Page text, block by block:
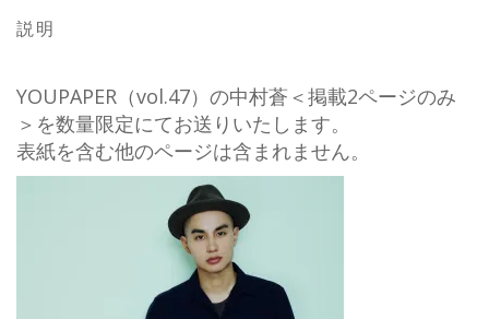
説明
YOUPAPER（vol.47）の中村蒼＜掲載2ページのみ
＞を数量限定にてお送りいたします。
表紙を含む他のページは含まれません。